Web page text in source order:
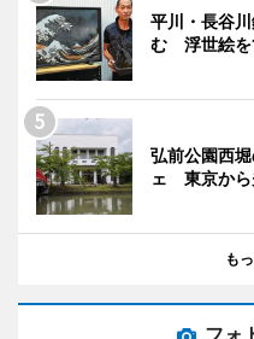
平川・長谷
む 浮世絵を
弘前公園西
ェ 東京から
も